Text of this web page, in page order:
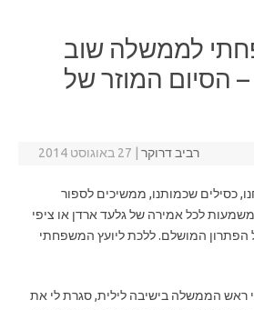
לממשלה שוב
הסיום המוזר של
רביב דרוקר 27 באוגוסט 2014
כסילים שכמותנו, ממשיכים לספור
לכל אמירה של גלעד ארדן או ציפי
הפתרון המושלם. ללכת ליועץ המשפחתי
ראש הממשלה בישיבה לילית, סגרת לי את